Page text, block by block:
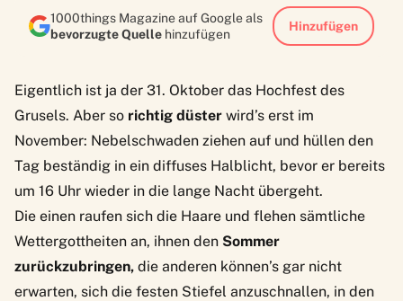
1000things Magazine auf Google als
bevorzugte Quelle hinzufügen
Hinzufügen
Eigentlich ist ja der 31. Oktober das Hochfest des
Grusels. Aber so richtig düster wird’s erst im
November: Nebelschwaden ziehen auf und hüllen den
Tag beständig in ein diffuses Halblicht, bevor er bereits
um 16 Uhr wieder in die lange Nacht übergeht.
Die einen raufen sich die Haare und flehen sämtliche
Wettergottheiten an, ihnen den Sommer
zurückzubringen, die anderen können’s gar nicht
erwarten, sich die festen Stiefel anzuschnallen, in den